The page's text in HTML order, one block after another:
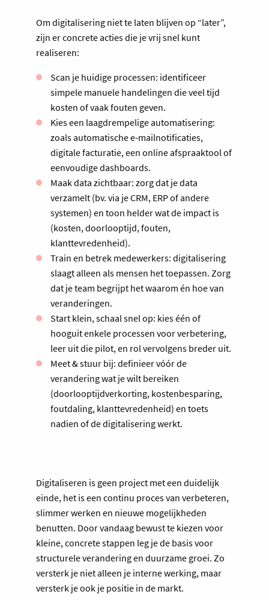
Om digitalisering niet te laten blijven op “later”,
zijn er concrete acties die je vrij snel kunt
realiseren:
Scan je huidige processen: identificeer
simpele manuele handelingen die veel tijd
kosten of vaak fouten geven.
Kies een laagdrempelige automatisering:
zoals automatische e-mailnotificaties,
digitale facturatie, een online afspraaktool of
eenvoudige dashboards.
Maak data zichtbaar: zorg dat je data
verzamelt (bv. via je CRM, ERP of andere
systemen) en toon helder wat de impact is
(kosten, doorlooptijd, fouten,
klanttevredenheid).
Train en betrek medewerkers: digitalisering
slaagt alleen als mensen het toepassen. Zorg
dat je team begrijpt het waarom én hoe van
veranderingen.
Start klein, schaal snel op: kies één of
hooguit enkele processen voor verbetering,
leer uit die pilot, en rol vervolgens breder uit.
Meet & stuur bij: definieer vóór de
verandering wat je wilt bereiken
(doorlooptijdverkorting, kostenbesparing,
foutdaling, klanttevredenheid) en toets
nadien of de digitalisering werkt.
Digitaliseren is geen project met een duidelijk
einde, het is een continu proces van verbeteren,
slimmer werken en nieuwe mogelijkheden
benutten. Door vandaag bewust te kiezen voor
kleine, concrete stappen leg je de basis voor
structurele verandering en duurzame groei. Zo
versterk je niet alleen je interne werking, maar
versterk je ook je positie in de markt.